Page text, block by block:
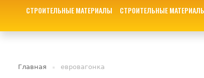
СТРОИТЕЛЬНЫЕ
Главная евровагонка